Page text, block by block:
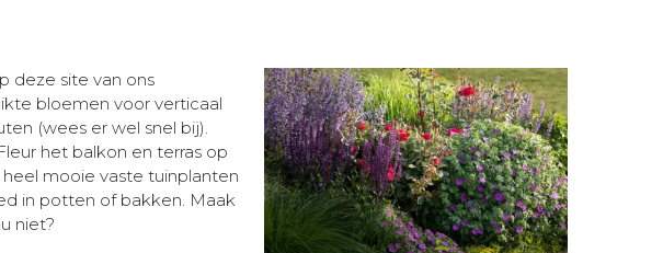
deze site van ons
bloemen voor verticaal
(wees er wel snel bij).
het balkon en terras op
mooie vaste tuinplanten
in potten of bakken. Maak
niet?